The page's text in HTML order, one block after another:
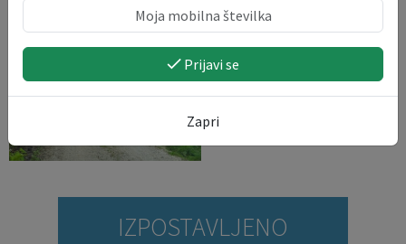
IZPOSTAVLJENO
Prijavi se
Zapri